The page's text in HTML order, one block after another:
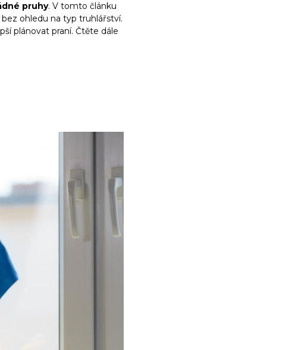
pruhy. V tomto článku
bez ohledu na typ truhlářství.
plánovat praní. Čtěte dále